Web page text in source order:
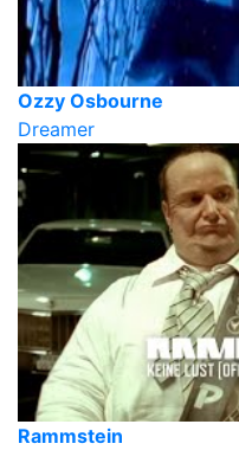
Ozzy Osbourne
Dreamer
Rammstein